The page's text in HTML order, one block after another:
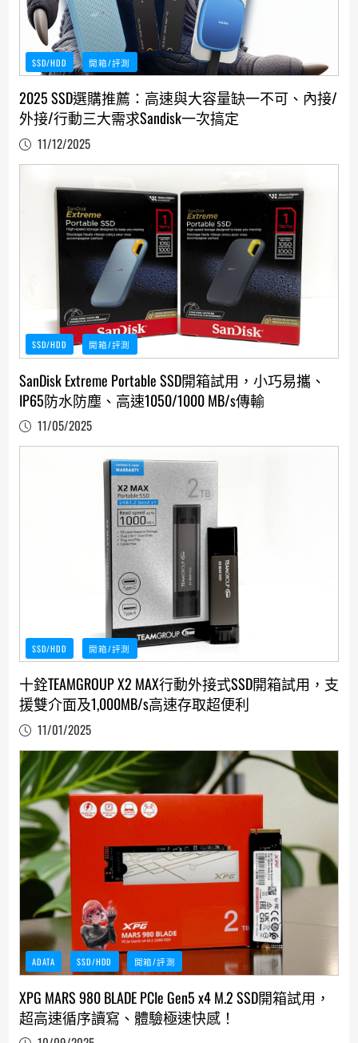
SSD/HDD 開箱/評測
2025 SSD選購推薦：高速與大容量缺一不可、內接/
外接/行動三大需求Sandisk一次搞定
11/12/2025
SSD/HDD 開箱/評測
SanDisk Extreme Portable SSD開箱試用，小巧易攜、
IP65防水防塵、高速1050/1000 MB/s傳輸
11/05/2025
SSD/HDD 開箱/評測
十銓TEAMGROUP X2 MAX行動外接式SSD開箱試用，支
援雙介面及1,000MB/s高速存取超便利
11/01/2025
ADATA SSD/HDD 開箱/評測
XPG MARS 980 BLADE PCIe Gen5 x4 M.2 SSD開箱試用，
超高速循序讀寫、體驗極速快感！